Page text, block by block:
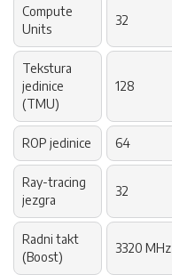
Compute
Units
32
Tekstura
jedinice
(TMU)
128
ROP jedinice 64
Ray-tracing
jezgra
32
Radni takt
(Boost)
3320 MHz